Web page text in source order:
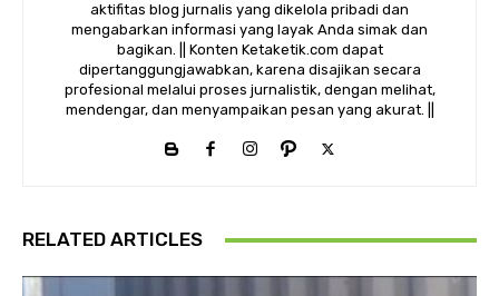
aktifitas blog jurnalis yang dikelola pribadi dan
mengabarkan informasi yang layak Anda simak dan
bagikan. || Konten Ketaketik.com dapat
dipertanggungjawabkan, karena disajikan secara
profesional melalui proses jurnalistik, dengan melihat,
mendengar, dan menyampaikan pesan yang akurat. ||
RELATED ARTICLES